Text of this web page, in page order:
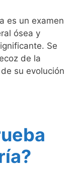
es un examen
ósea y
Se
de la
su evolución